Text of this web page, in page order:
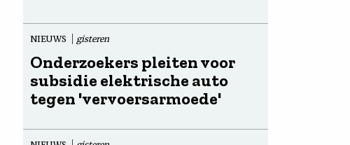
NIEUWS gisteren
Onderzoekers pleiten voor
subsidie elektrische auto
tegen 'vervoersarmoede'